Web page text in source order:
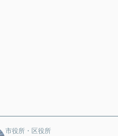
市役所・区役所